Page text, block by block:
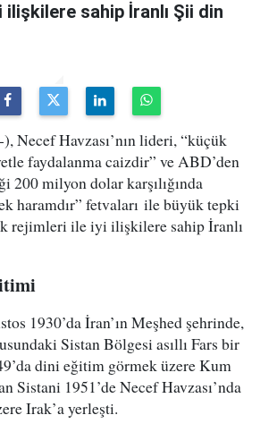
sahip İranlı Şii din
Necef Havzası’nın lideri, “küçük
faydalanma caizdir” ve ABD’den
200 milyon dolar karşılığında
haramdır” fetvaları ile büyük tepki
rejimleri ile iyi ilişkilere sahip İranlı
1930’da İran’ın Meşhed şehrinde,
Sistan Bölgesi asıllı Fars bir
dini eğitim görmek üzere Kum
Sistani 1951’de Necef Havzası’nda
Irak’a yerleşti.